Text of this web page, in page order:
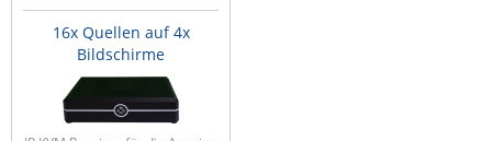
16x Quellen auf 4x
Bildschirme